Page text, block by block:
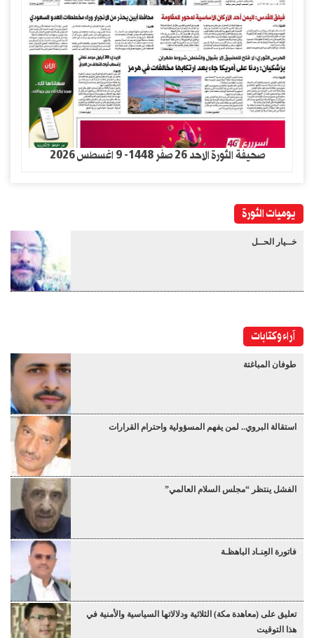
صحيفة الثورة الاحد 26 صفر 1448- 9 اغسطس 2026
يوميات الثورة
خــيار الحــل
آراء وكتابات
طوفان المباغتة
استقالة البروي.. لمن يفهم المسؤولية واحترام القرارات
الفشل ينتظر “مجلس السلام العالمي”
فاتورة العِنـاد الباهظـة
تعليق على (معاهدة مكة) الثلاثية ودلالاتها السياسية والأمنية في
هذا التوقيت